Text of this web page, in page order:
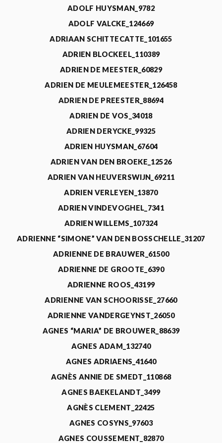
ADOLF HUYSMAN_9782
ADOLF VALCKE_124669
ADRIAAN SCHITTECATTE_101655
ADRIEN BLOCKEEL_110389
ADRIEN DE MEESTER_60829
ADRIEN DE MEULEMEESTER_126458
ADRIEN DE PREESTER_88694
ADRIEN DE VOS_34018
ADRIEN DERYCKE_99325
ADRIEN HUYSMAN_67604
ADRIEN VAN DEN BROEKE_12526
ADRIEN VAN HEUVERSWIJN_69211
ADRIEN VERLEYEN_13870
ADRIEN VINDEVOGHEL_7341
ADRIEN WILLEMS_107324
ADRIENNE “SIMONE” VAN DEN BOSSCHELLE_31207
ADRIENNE DE BRAUWER_61500
ADRIENNE DE GROOTE_6390
ADRIENNE ROOS_43199
ADRIENNE VAN SCHOORISSE_27660
ADRIENNE VANDERGEYNST_26050
AGNES “MARIA” DE BROUWER_88639
AGNES ADAM_132740
AGNES ADRIAENS_41640
AGNÈS ANNIE DE SMEDT_110868
AGNES BAEKELANDT_3499
AGNÈS CLEMENT_22425
AGNES COSYNS_97603
AGNES COUSSEMENT_82870